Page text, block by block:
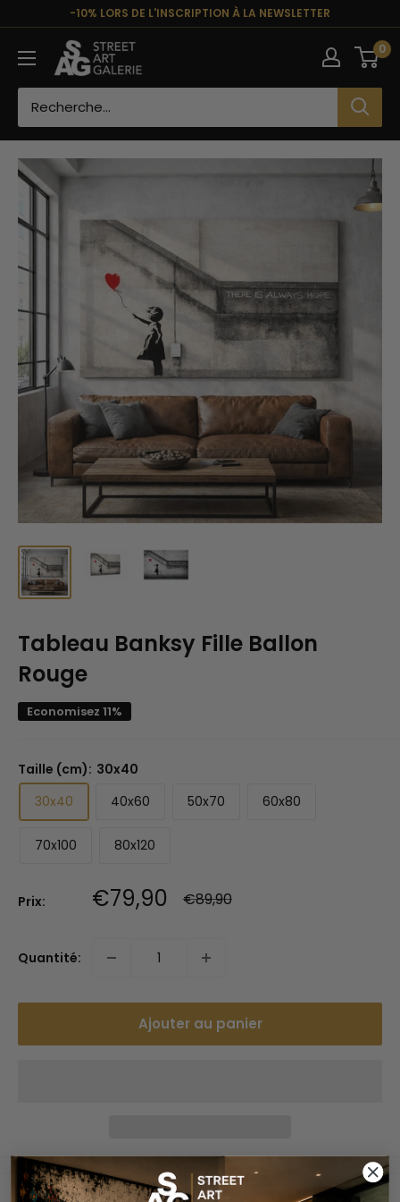
contenu
-10% LORS DE L'INSCRIPTION À LA NEWSLETTER
Street
Art
0
Tableau Banksy Fille Ballon
Rouge
Economisez 11%
Taille (cm): 30x40
30x40
40x60 50x70 60x80
70x100 80x120
Prix: Prix
réduit
€79,90 Prix
normal
€89,90
Quantité:
Ajouter au panier